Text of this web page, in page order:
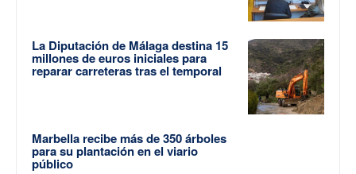
La Diputación de Málaga destina 15
millones de euros iniciales para
reparar carreteras tras el temporal
Marbella recibe más de 350 árboles
para su plantación en el viario
público